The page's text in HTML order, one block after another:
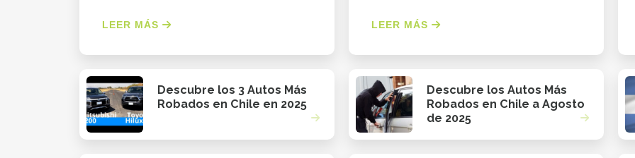
LEER MÁS LEER MÁS
Descubre los 3 Autos Más
Robados en Chile en 2025
Descubre los Autos Más
Robados en Chile a Agosto
de 2025